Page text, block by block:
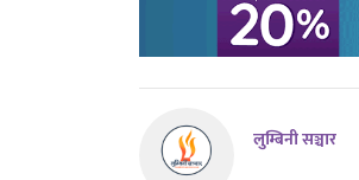
लुम्बिनी सञ्चार